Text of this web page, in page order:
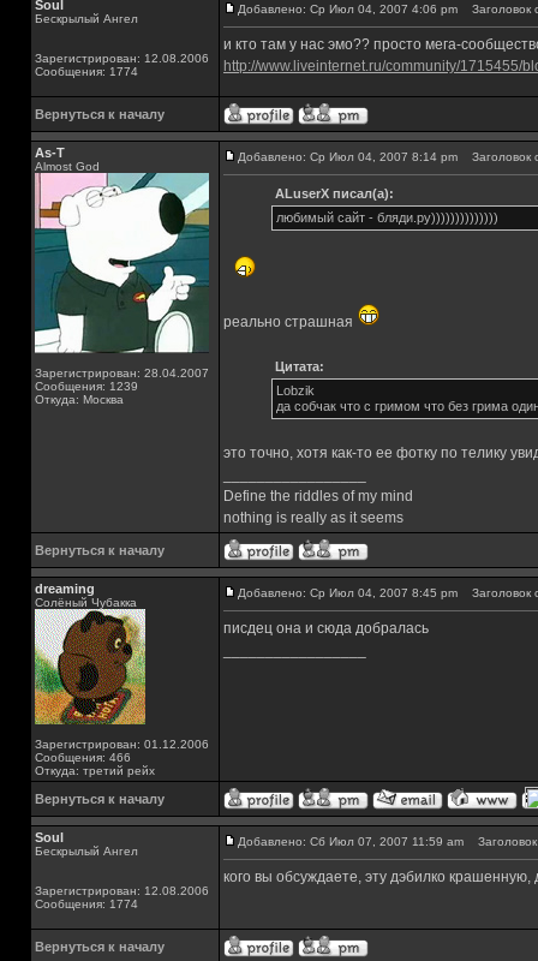
Soul
Бескрылый Ангел
Зарегистрирован: 12.08.2006
Сообщения: 1774
Добавлено: Ср Июл 04, 2007 4:06 pm Заголовок
и кто там у нас эмо?? просто мега-
http://www.liveinternet.ru/community/1715455/
Вернуться к началу
As-T
Almost God
Зарегистрирован: 28.04.2007
Сообщения: 1239
Откуда: Москва
Добавлено: Ср Июл 04, 2007 8:14 pm Заголовок
ALuserX писал(а):
любимый сайт - бляди.ру))))))))))))))
реально страшная
Цитата:
Lobzik
да собчак что с гримом что без грима
это точно, хотя как-то ее фотку по телику
Define the riddles of my mind
nothing is really as it seems
Вернуться к началу
dreaming
Солёный Чубакка
Зарегистрирован: 01.12.2006
Сообщения: 466
Откуда: третий рейх
Добавлено: Ср Июл 04, 2007 8:45 pm Заголовок
писдец она и сюда добралась
Вернуться к началу
Soul
Бескрылый Ангел
Зарегистрирован: 12.08.2006
Сообщения: 1774
Добавлено: Сб Июл 07, 2007 11:59 am
кого вы обсуждаете, эту дэбилко крашенную,
Вернуться к началу